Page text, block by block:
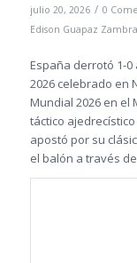
julio 20, 2026 / 0
Edison Guapaz
España derrotó 1-
2026 celebrado en
Mundial 2026 en el
táctico
apostó por su
el balón a través